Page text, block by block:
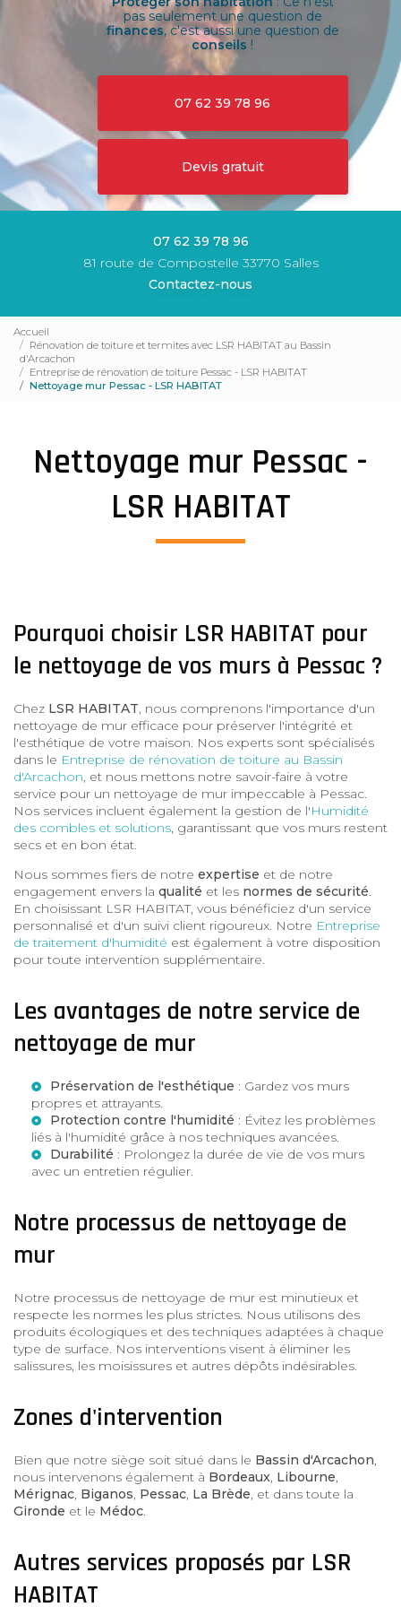
pas seulement une question de
finances, c'est aussi une question de
conseils !
07 62 39 78 96
Devis gratuit
07 62 39 78 96
81 route de Compostelle 33770 Salles
Contactez-nous
Accueil
Rénovation de toiture et termites avec LSR HABITAT au Bassin
d'Arcachon
Entreprise de rénovation de toiture Pessac - LSR HABITAT
Nettoyage mur Pessac - LSR HABITAT
Nettoyage mur Pessac -
LSR HABITAT
Pourquoi choisir LSR HABITAT pour
le nettoyage de vos murs à Pessac ?
Chez LSR HABITAT, nous comprenons l'importance d'un
nettoyage de mur efficace pour préserver l'intégrité et
l'esthétique de votre maison. Nos experts sont spécialisés
dans le Entreprise de rénovation de toiture au Bassin
d'Arcachon, et nous mettons notre savoir-faire à votre
service pour un nettoyage de mur impeccable à Pessac.
Nos services incluent également la gestion de l'Humidité
des combles et solutions, garantissant que vos murs restent
secs et en bon état.
Nous sommes fiers de notre expertise et de notre
engagement envers la qualité et les normes de sécurité.
En choisissant LSR HABITAT, vous bénéficiez d'un service
personnalisé et d'un suivi client rigoureux. Notre Entreprise
de traitement d'humidité est également à votre disposition
pour toute intervention supplémentaire.
Les avantages de notre service de
nettoyage de mur
Préservation de l'esthétique : Gardez vos murs
propres et attrayants.
Protection contre l'humidité : Évitez les problèmes
liés à l'humidité grâce à nos techniques avancées.
Durabilité : Prolongez la durée de vie de vos murs
avec un entretien régulier.
Notre processus de nettoyage de
mur
Notre processus de nettoyage de mur est minutieux et
respecte les normes les plus strictes. Nous utilisons des
produits écologiques et des techniques adaptées à chaque
type de surface. Nos interventions visent à éliminer les
salissures, les moisissures et autres dépôts indésirables.
Zones d'intervention
Bien que notre siège soit situé dans le Bassin d'Arcachon,
nous intervenons également à Bordeaux, Libourne,
Mérignac, Biganos, Pessac, La Brède, et dans toute la
Gironde et le Médoc.
Autres services proposés par LSR
HABITAT